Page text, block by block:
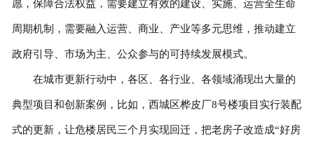
愿，保障合法权益，需要建立有效的建设、实施、运营全生命
周期机制，需要融入运营、商业、产业等多元思维，推动建立
政府引导、市场为主、公众参与的可持续发展模式。
在城市更新行动中，各区、各行业、各领域涌现出大量的
典型项目和创新案例，比如，西城区桦皮厂8号楼项目实行装配
式的更新，让危楼居民三个月实现回迁，把老房子改造成“好房